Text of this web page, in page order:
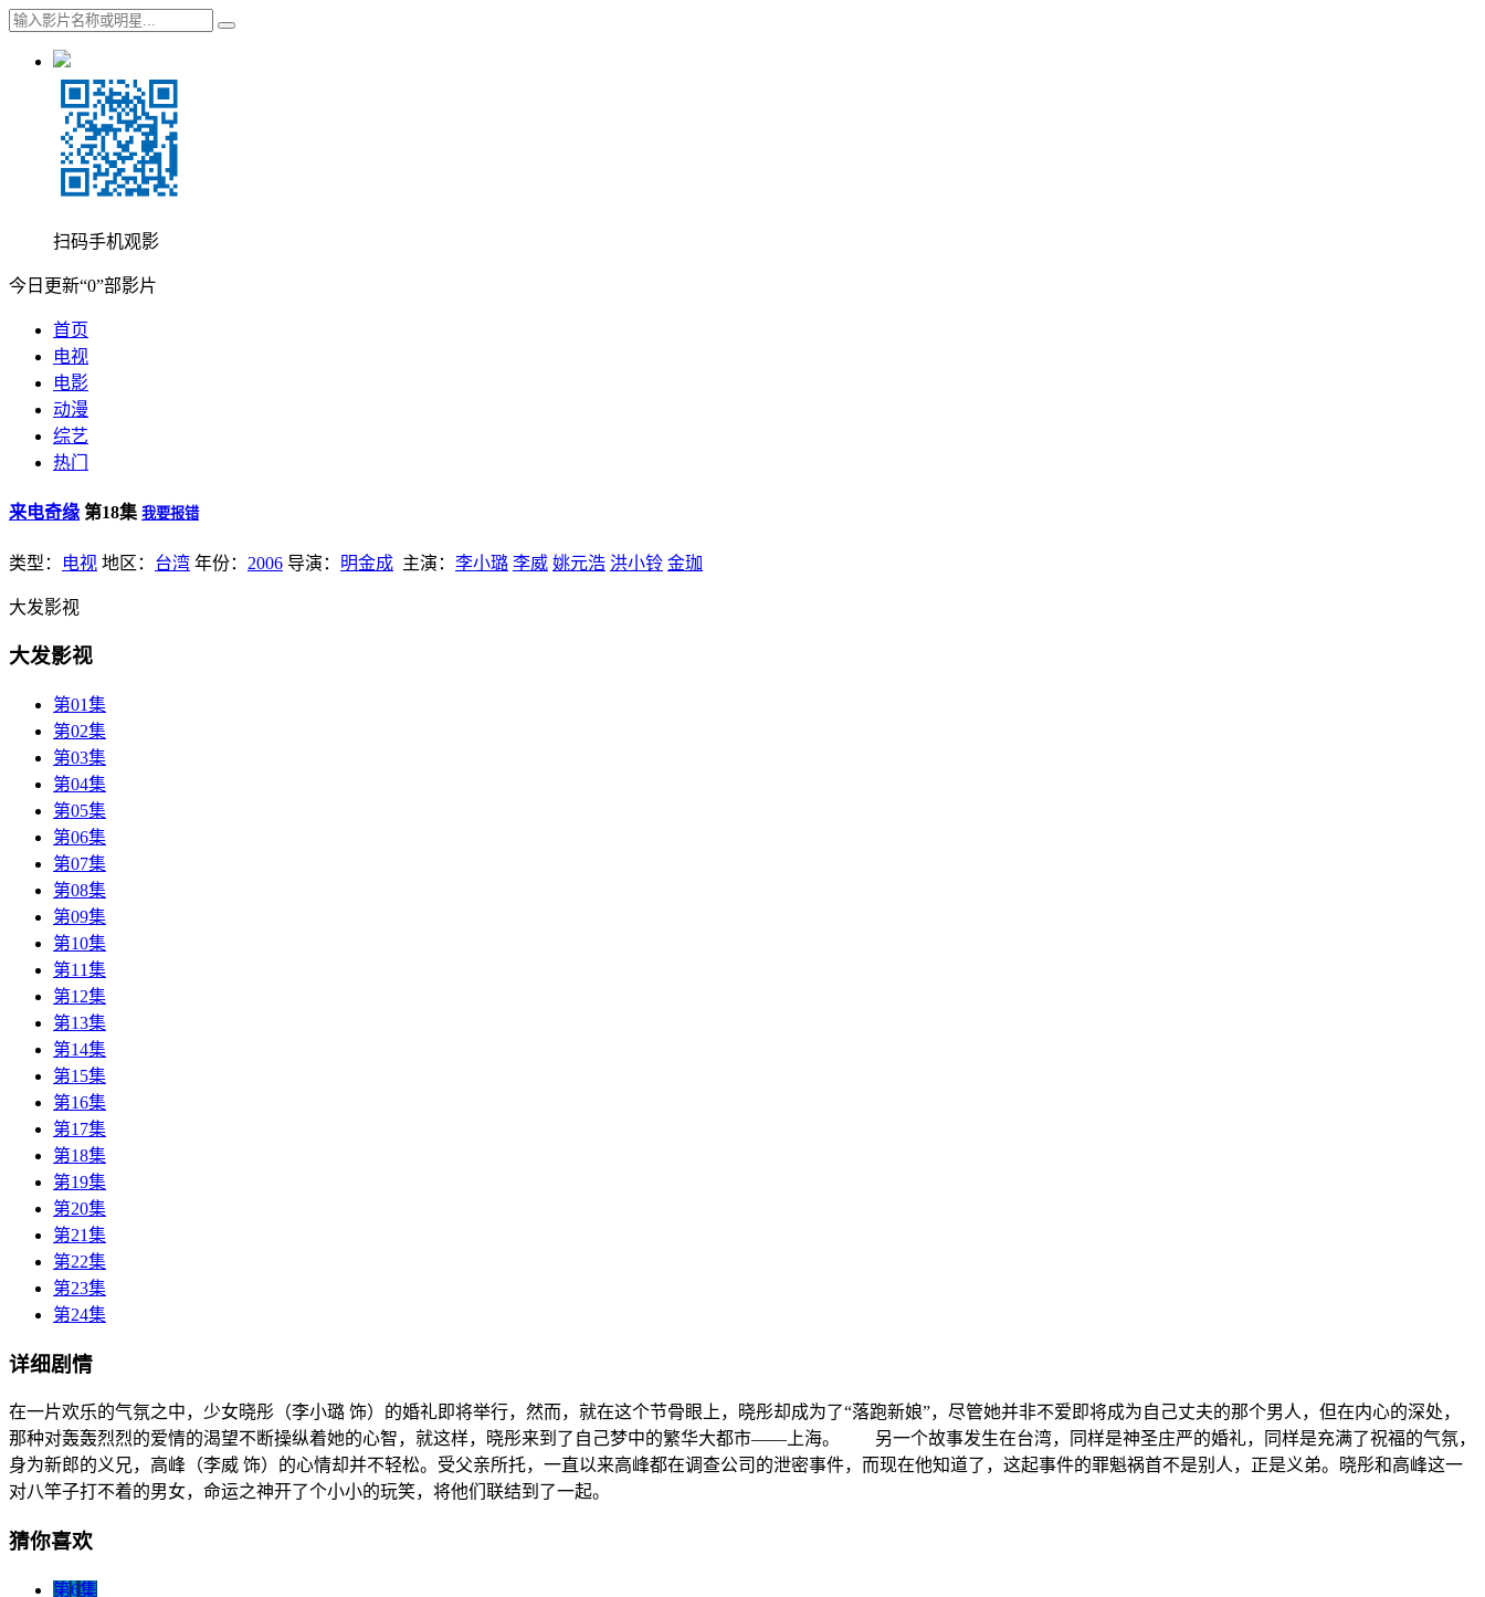
扫码手机观影
今日更新“0”部影片
首页
电视
电影
动漫
综艺
热门
来电奇缘 第18集 我要报错
类型： 电视 地区： 台湾 年份： 2006 导演： 明金成 主演： 李小璐 李威 姚元浩 洪小铃 金珈
大发影视
大发影视
第01集
第02集
第03集
第04集
第05集
第06集
第07集
第08集
第09集
第10集
第11集
第12集
第13集
第14集
第15集
第16集
第17集
第18集
第19集
第20集
第21集
第22集
第23集
第24集
详细剧情
在一片欢乐的气氛之中，少女晓彤（李小璐 饰）的婚礼即将举行，然而，就在这个节骨眼上，晓彤却成为了“落跑新娘”，尽管她并非不爱即将成为自己丈夫的那个男人，但在内心的深处，
那种对轰轰烈烈的爱情的渴望不断操纵着她的心智，就这样，晓彤来到了自己梦中的繁华大都市——上海。 另一个故事发生在台湾，同样是神圣庄严的婚礼，同样是充满了祝福的气氛，
身为新郎的义兄，高峰（李威 饰）的心情却并不轻松。受父亲所托，一直以来高峰都在调查公司的泄密事件，而现在他知道了，这起事件的罪魁祸首不是别人，正是义弟。晓彤和高峰这一
对八竿子打不着的男女，命运之神开了个小小的玩笑，将他们联结到了一起。
猜你喜欢
第6集